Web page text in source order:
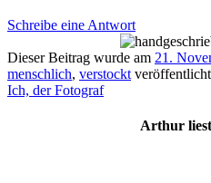
Schreibe eine Antwort
Dieser Beitrag wurde am 21.
menschlich, verstockt
Ich, der Fotograf
Arthur